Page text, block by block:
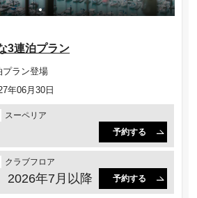
3連泊プラン
プラン登場
年06月30日
スーペリア
予約する
クラブフロア
2026年7月以降 予約する